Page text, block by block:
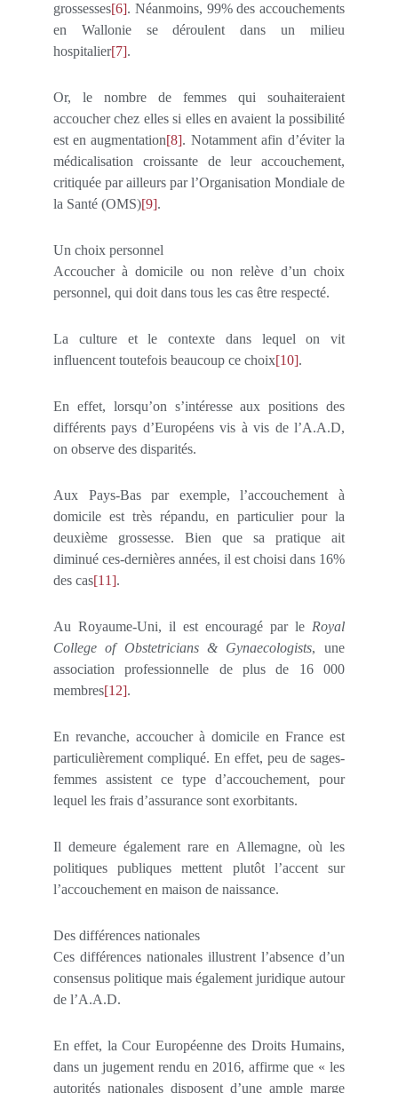
grossesses[6]. Néanmoins, 99% des accouchements
en Wallonie se déroulent dans un milieu
hospitalier[7].
Or, le nombre de femmes qui souhaiteraient
accoucher chez elles si elles en avaient la possibilité
est en augmentation[8]. Notamment afin d’éviter la
médicalisation croissante de leur accouchement,
critiquée par ailleurs par l’Organisation Mondiale de
la Santé (OMS)[9].
Un choix personnel
Accoucher à domicile ou non relève d’un choix
personnel, qui doit dans tous les cas être respecté.
La culture et le contexte dans lequel on vit
influencent toutefois beaucoup ce choix[10].
En effet, lorsqu’on s’intéresse aux positions des
différents pays d’Européens vis à vis de l’A.A.D,
on observe des disparités.
Aux Pays-Bas par exemple, l’accouchement à
domicile est très répandu, en particulier pour la
deuxième grossesse. Bien que sa pratique ait
diminué ces-dernières années, il est choisi dans 16%
des cas[11].
Au Royaume-Uni, il est encouragé par le Royal
College of Obstetricians & Gynaecologists, une
association professionnelle de plus de 16 000
membres[12].
En revanche, accoucher à domicile en France est
particulièrement compliqué. En effet, peu de sages-
femmes assistent ce type d’accouchement, pour
lequel les frais d’assurance sont exorbitants.
Il demeure également rare en Allemagne, où les
politiques publiques mettent plutôt l’accent sur
l’accouchement en maison de naissance.
Des différences nationales
Ces différences nationales illustrent l’absence d’un
consensus politique mais également juridique autour
de l’A.A.D.
En effet, la Cour Européenne des Droits Humains,
dans un jugement rendu en 2016, affirme que « les
autorités nationales disposent d’une ample marge